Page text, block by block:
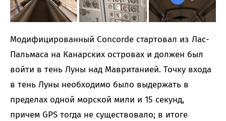
Модифицированный Concorde стартовал из Лас-
Пальмаса на Канарских островах и должен был
войти в тень Луны над Мавританией. Точку входа
в тень Луны необходимо было выдержать в
пределах одной морской мили и 15 секунд,
причем GPS тогда не существовало; в итоге